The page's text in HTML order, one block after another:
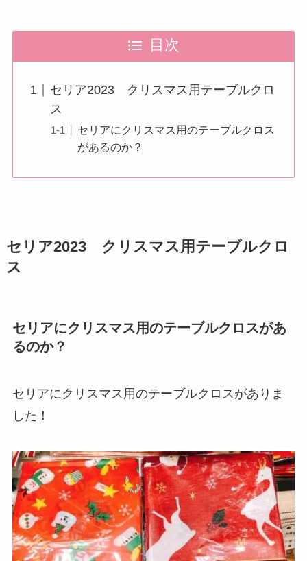
目次
セリア2023 クリスマス用テーブルクロ
ス
セリアにクリスマス用のテーブルクロス
があるのか？
セリア2023 クリスマス用テーブルクロ
ス
セリアにクリスマス用のテーブルクロスがあ
るのか？
セリアにクリスマス用のテーブルクロスがありま
した！